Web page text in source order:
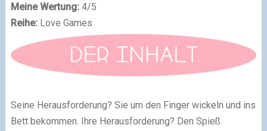
Meine Wertung: 4/5
Reihe: Love Games
Seine Herausforderung? Sie um den Finger wickeln und ins
Bett bekommen. Ihre Herausforderung? Den Spieß